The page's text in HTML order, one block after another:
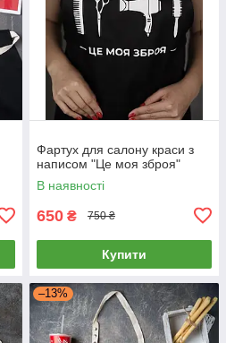
Фартух для салону краси з
написом "Це моя зброя"
В наявності
650 ₴ 750 ₴
Купити
–13%